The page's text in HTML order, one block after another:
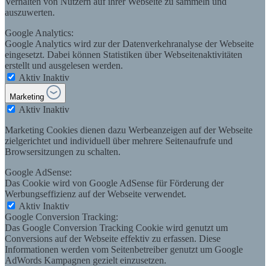
auszuwerten.
Google Analytics:
Google Analytics wird zur der Datenverkehranalyse der Webseite
eingesetzt. Dabei können Statistiken über Webseitenaktivitäten
erstellt und ausgelesen werden.
Aktiv Inaktiv
Marketing
Aktiv Inaktiv
Marketing Cookies dienen dazu Werbeanzeigen auf der Webseite
zielgerichtet und individuell über mehrere Seitenaufrufe und
Browsersitzungen zu schalten.
Google AdSense:
Das Cookie wird von Google AdSense für Förderung der
Werbungseffizienz auf der Webseite verwendet.
Aktiv Inaktiv
Google Conversion Tracking:
Das Google Conversion Tracking Cookie wird genutzt um
Conversions auf der Webseite effektiv zu erfassen. Diese
Informationen werden vom Seitenbetreiber genutzt um Google
AdWords Kampagnen gezielt einzusetzen.